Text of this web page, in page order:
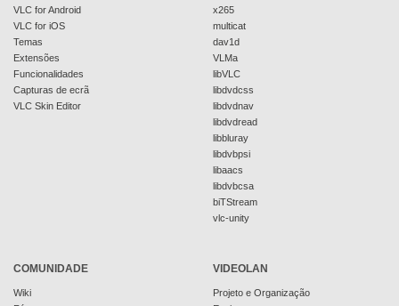
VLC for Android
VLC for iOS
Temas
Extensões
Funcionalidades
Capturas de ecrã
VLC Skin Editor
x265
multicat
dav1d
VLMa
libVLC
libdvdcss
libdvdnav
libdvdread
libbluray
libdvbpsi
libaacs
libdvbcsa
biTStream
vlc-unity
COMUNIDADE
Wiki
VIDEOLAN
Projeto e Organização